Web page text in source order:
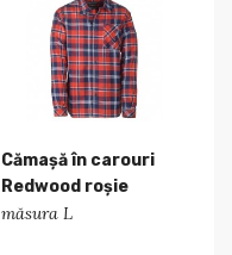
Cămașă în carouri
Redwood roșie
măsura L